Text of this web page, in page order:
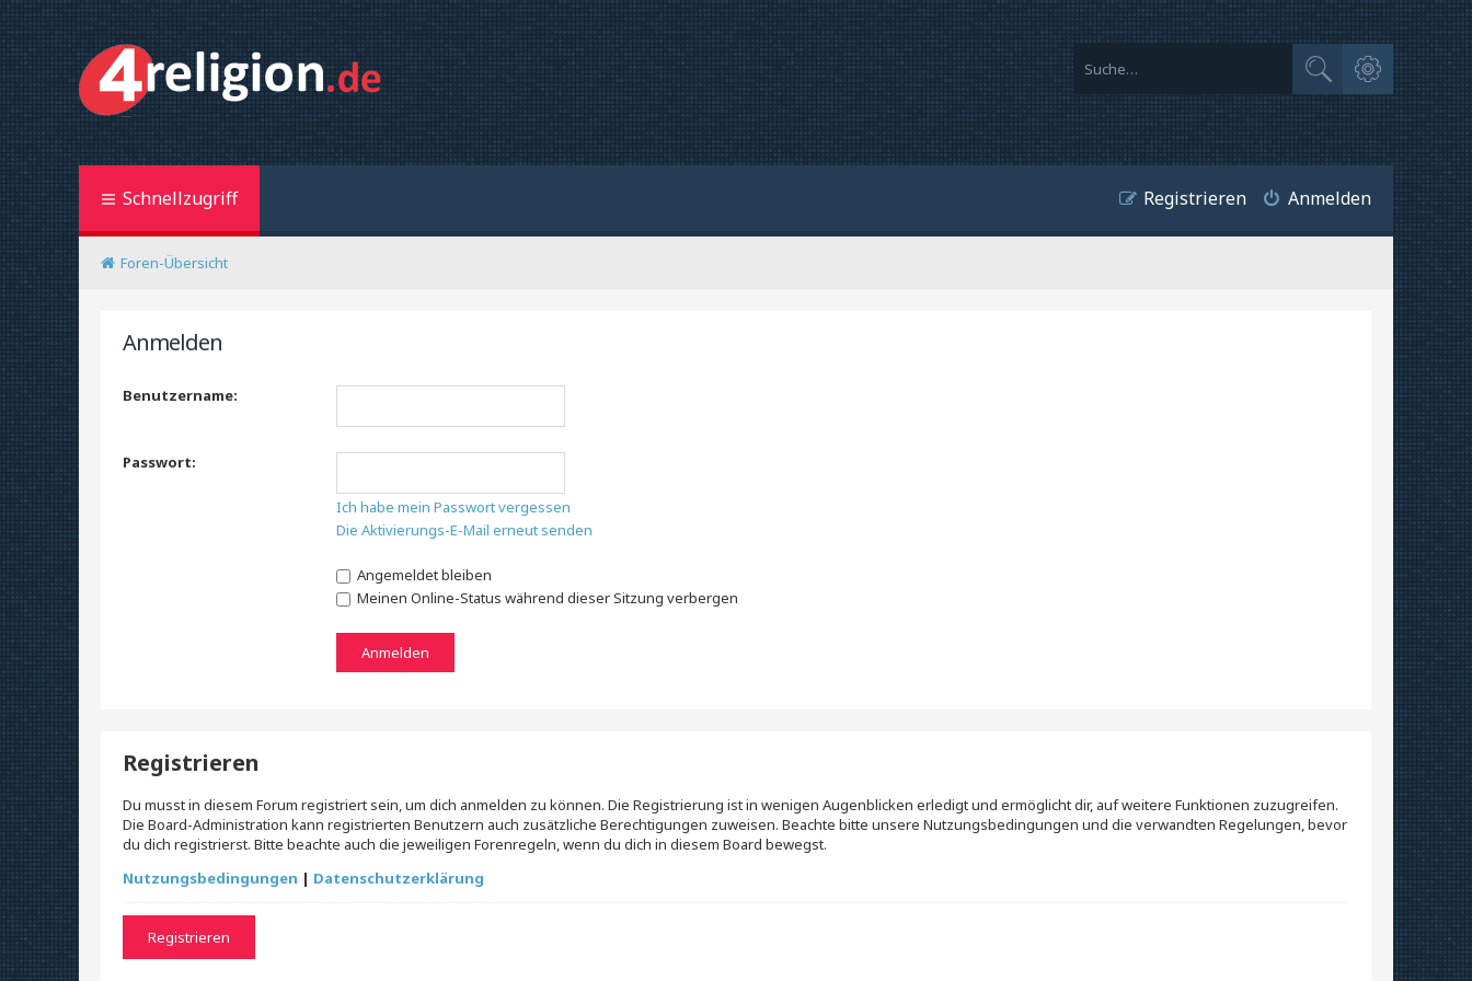
Suche
Erweiterte Suche
Schnellzugriff Anmelden
Registrieren
Foren-Übersicht
Anmelden
Benutzername:
Passwort:
Ich habe mein Passwort vergessen
Die Aktivierungs-E-Mail erneut senden
Angemeldet bleiben
Meinen Online-Status während dieser Sitzung verbergen
Registrieren
Du musst in diesem Forum registriert sein, um dich anmelden zu können. Die Registrierung ist in wenigen Augenblicken erledigt und ermöglicht dir, auf weitere Funktionen zuzugreifen.
Die Board-Administration kann registrierten Benutzern auch zusätzliche Berechtigungen zuweisen. Beachte bitte unsere Nutzungsbedingungen und die verwandten Regelungen, bevor
du dich registrierst. Bitte beachte auch die jeweiligen Forenregeln, wenn du dich in diesem Board bewegst.
Nutzungsbedingungen | Datenschutzerklärung
Registrieren